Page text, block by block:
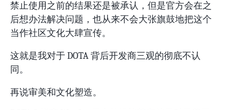
禁止使用之前的结果还是被承认，但是官方会在之
后想办法解决问题，也从来不会大张旗鼓地把这个
当作社区文化大肆宣传。
这就是我对于 DOTA 背后开发商三观的彻底不认
同。
再说审美和文化塑造。